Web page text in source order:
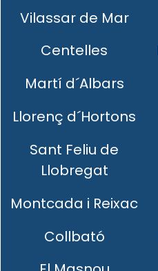
Vilassar de Mar
Centelles
Martí d´Albars
Llorenç d´Hortons
Sant Feliu de
Llobregat
Montcada i Reixac
Collbató